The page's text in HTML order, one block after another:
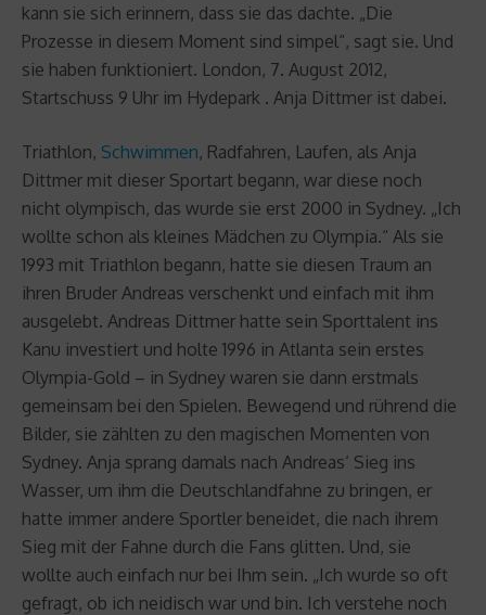
kann sie sich erinnern, dass sie das dachte. „Die
Prozesse in diesem Moment sind simpel“, sagt sie. Und
sie haben funktioniert. London, 7. August 2012,
Startschuss 9 Uhr im Hydepark . Anja Dittmer ist dabei.
Triathlon, Schwimmen, Radfahren, Laufen, als Anja
Dittmer mit dieser Sportart begann, war diese noch
nicht olympisch, das wurde sie erst 2000 in Sydney. „Ich
wollte schon als kleines Mädchen zu Olympia.“ Als sie
1993 mit Triathlon begann, hatte sie diesen Traum an
ihren Bruder Andreas verschenkt und einfach mit ihm
ausgelebt. Andreas Dittmer hatte sein Sporttalent ins
Kanu investiert und holte 1996 in Atlanta sein erstes
Olympia-Gold – in Sydney waren sie dann erstmals
gemeinsam bei den Spielen. Bewegend und rührend die
Bilder, sie zählten zu den magischen Momenten von
Sydney. Anja sprang damals nach Andreas‘ Sieg ins
Wasser, um ihm die Deutschlandfahne zu bringen, er
hatte immer andere Sportler beneidet, die nach ihrem
Sieg mit der Fahne durch die Fans glitten. Und, sie
wollte auch einfach nur bei Ihm sein. „Ich wurde so oft
gefragt, ob ich neidisch war und bin. Ich verstehe noch